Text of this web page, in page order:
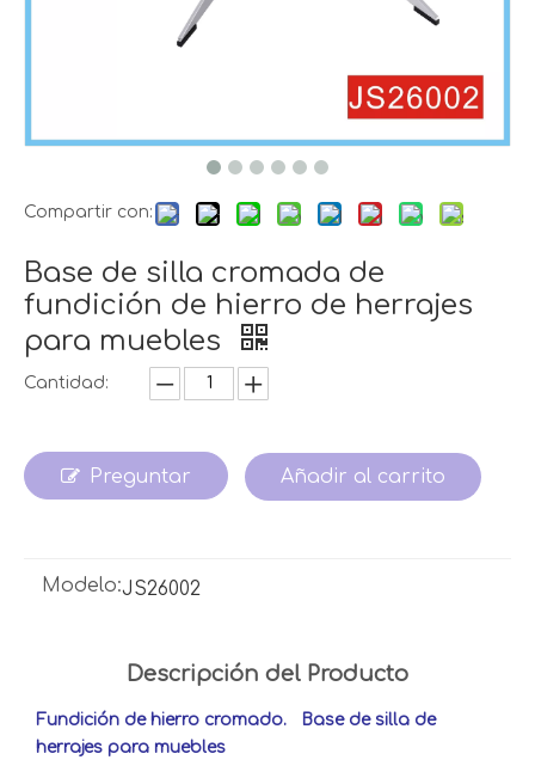
Compartir con:
Base de silla cromada de
fundición de hierro de herrajes
para muebles
Cantidad:
Preguntar Añadir al carrito
Modelo:JS26002
Descripción del Producto
Fundición de hierro cromado. Base de silla de
herrajes para muebles